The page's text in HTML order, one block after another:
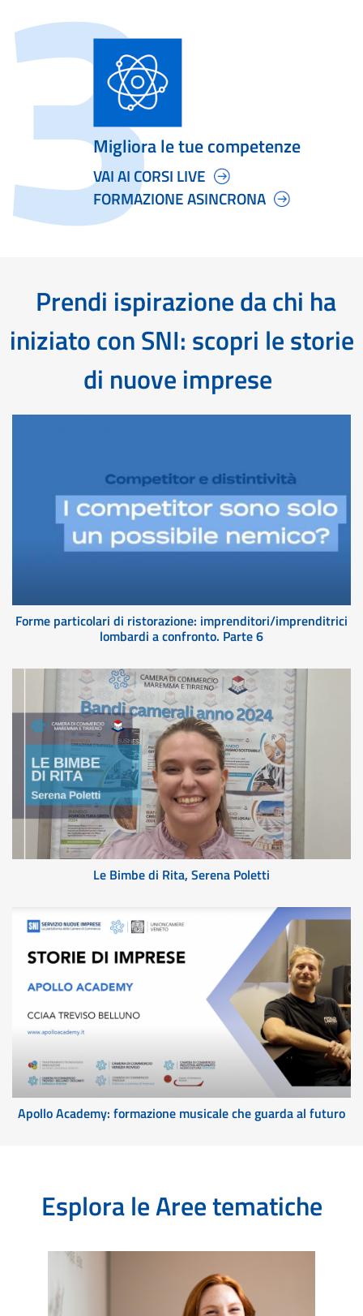
Migliora le tue competenze
VAI AI CORSI LIVE
FORMAZIONE ASINCRONA
Prendi ispirazione da chi ha
iniziato con SNI: scopri le storie
di nuove imprese
Forme particolari di ristorazione: imprenditori/imprenditrici
lombardi a confronto. Parte 6
Le Bimbe di Rita, Serena Poletti
Apollo Academy: formazione musicale che guarda al futuro
Esplora le Aree tematiche